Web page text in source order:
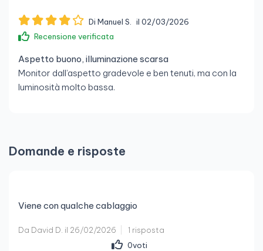
Di Manuel S.
il 02/03/2026
Recensione verificata
Aspetto buono, illuminazione scarsa
Monitor dall’aspetto gradevole e ben tenuti, ma con la
luminosità molto bassa.
Domande e risposte
Viene con qualche cablaggio
Da David D. il 26/02/2026
1 risposta
0voti